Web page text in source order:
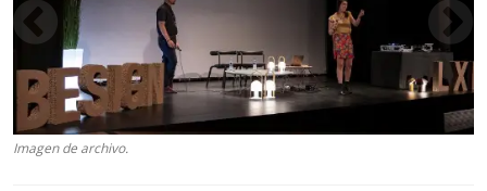
Imagen de archivo.